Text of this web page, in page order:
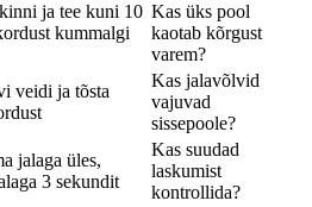
ja tee kuni 10
kummalgi
Kas üks pool
kaotab kõrgust
varem?
veidi ja tõsta
Kas jalavõlvid
vajuvad
sissepoole?
jalaga üles,
3 sekundit
Kas suudad
laskumist
kontrollida?